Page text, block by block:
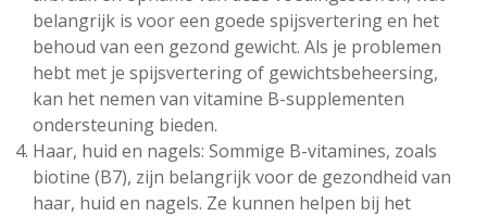
belangrijk is voor een goede spijsvertering en het
behoud van een gezond gewicht. Als je problemen
hebt met je spijsvertering of gewichtsbeheersing,
kan het nemen van vitamine B-supplementen
ondersteuning bieden.
Haar, huid en nagels: Sommige B-vitamines, zoals
biotine (B7), zijn belangrijk voor de gezondheid van
haar, huid en nagels. Ze kunnen helpen bij het